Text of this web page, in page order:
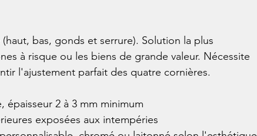
bas, gonds et serrure). Solution la plus
à risque ou les biens de grande valeur. Nécessite
l'ajustement parfait des quatre cornières.
épaisseur 2 à 3 mm minimum
exposées aux intempéries